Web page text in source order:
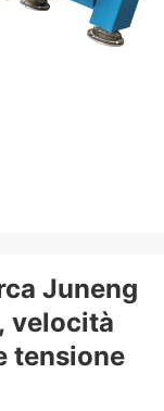
Juneng
velocità
tensione